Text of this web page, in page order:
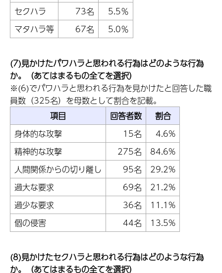
セクハラ
73名
5.5％
マタハラ等
67名 5.0％
(7)見かけたパワハラと思われる行為はどのような行為
か。（あてはまるもの全てを選択）
※(6)でパワハラと思われる行為を見かけたと回答した職
員数（325名）を母数として割合を記載。
項目
回答者数
割合
身体的な攻撃
15名
4.6%
精神的な攻撃
275名
84.6%
人間関係からの切り離し
95名
29.2%
過大な要求
69名
21.2%
過少な要求
36名
11.1%
個の侵害
44名 13.5%
(8)見かけたセクハラと思われる行為はどのような行為
か。（あてはまるもの全てを選択）